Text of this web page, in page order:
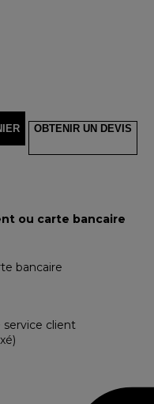
OBTENIR UN DEVIS
ou carte bancaire
bancaire
client